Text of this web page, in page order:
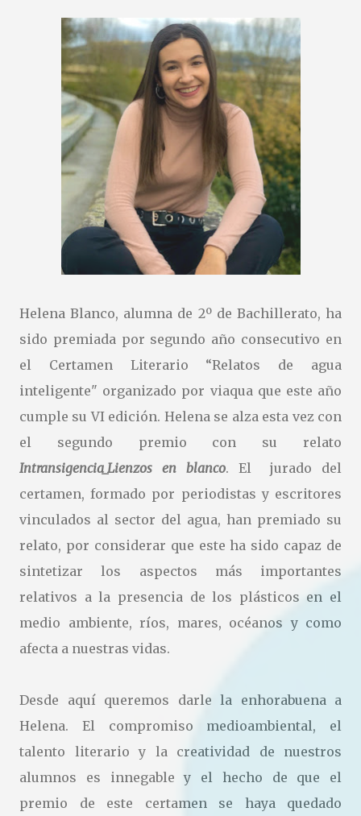
las bases: https://drive.google.com/file/d/1sKZNfJQ-
Y8DsiTC9cpq8aPIKPhTGBiKR/view?usp=sharing
Helena Blanco, alumna de 2º de Bachillerato, ha
sido premiada por segundo año consecutivo en
el Certamen Literario “Relatos de agua
inteligente" organizado por viaqua que este año
cumple su VI edición. Helena se alza esta vez con
el segundo premio con su relato
Intransigencia_Lienzos en blanco. El jurado del
certamen, formado por periodistas y escritores
vinculados al sector del agua, han premiado su
relato, por considerar que este ha sido capaz de
sintetizar los aspectos más importantes
relativos a la presencia de los plásticos en el
medio ambiente, ríos, mares, océanos y como
afecta a nuestras vidas.
Desde aquí queremos darle la enhorabuena a
Helena. El compromiso medioambiental, el
talento literario y la creatividad de nuestros
alumnos es innegable y el hecho de que el
premio de este certamen se haya quedado